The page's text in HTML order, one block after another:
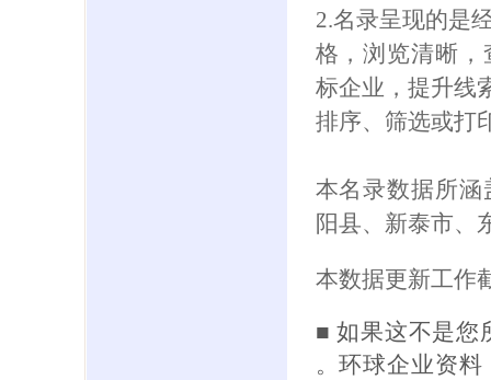
2.名录呈现的是
格，浏览清晰
标企业，提升线
排序、筛选或打
本名录数据所
阳县、新泰市、
本数据更新工作
■ 如果这不是您
。环球企业资